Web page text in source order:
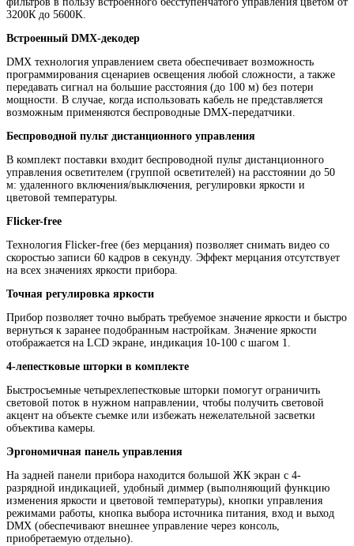
3200К до 5600K.
Встроенный DMX-декодер
DMX технология управлением света обеспечивает возможность
программирования сценариев освещения любой сложности, а также
передавать сигнал на большие расстояния (до 100 м) без потери
мощности. В случае, когда использовать кабель не представляется
возможным применяются беспроводные DMX-передатчики.
Беспроводной пульт дистанционного управления
В комплект поставки входит беспроводной пульт дистанционного
управления осветителем (группой осветителей) на расстоянии до 50
м: удаленного включения/выключения, регулировки яркости и
цветовой температуры.
Flicker-free
Технология Flicker-free (без мерцания) позволяет снимать видео со
скоростью записи 60 кадров в секунду. Эффект мерцания отсутствует
на всех значениях яркости прибора.
Точная регулировка яркости
Прибор позволяет точно выбрать требуемое значение яркости и быстро
вернуться к заранее подобранным настройкам. Значение яркости
отображается на LCD экране, индикация 10-100 с шагом 1.
4-лепестковые шторки в комплекте
Быстросъемные четырехлепестковые шторки помогут ограничить
световой поток в нужном направлении, чтобы получить световой
акцент на объекте съемке или избежать нежелательной засветки
объектива камеры.
Эргономичная панель управления
На задней панели прибора находится большой ЖК экран с 4-
разрядной индикацией, удобный диммер (выполняющий функцию
изменения яркости и цветовой температуры), кнопки управления
режимами работы, кнопка выбора источника питания, вход и выход
DMX (обеспечивают внешнее управление через консоль,
приобретаемую отдельно).